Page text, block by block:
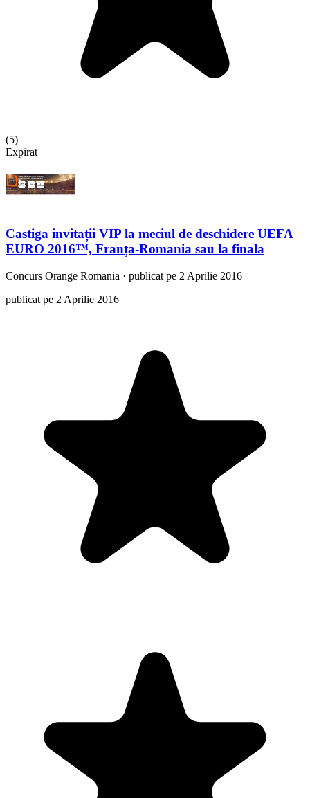
(5)
Expirat
Castiga invitații VIP la meciul de deschidere UEFA
EURO 2016™, Franța-Romania sau la finala
Concurs Orange Romania · publicat pe 2 Aprilie 2016
publicat pe 2 Aprilie 2016